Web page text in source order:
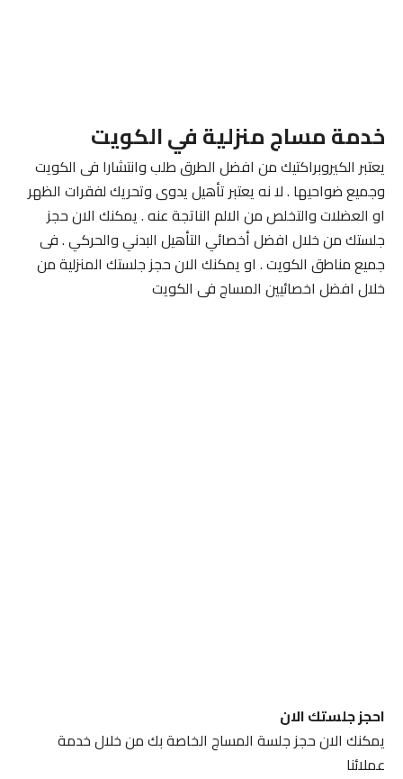
خدمة مساج منزلية في الكويت
يعتبر الكيروبراكتيك من افضل الطرق طلب وانتشارا فى الكويت
وجميع ضواحيها . لا نه يعتبر تأهيل يدوى وتحريك لفقرات الظهر
او العضلات والتخلص من الالم الناتجة عنه . يمكنك الان حجز
جلستك من خلال افضل أخصائي التأهيل البدني والحركي . فى
جميع مناطق الكويت . او يمكنك الان حجز جلستك المنزلية من
خلال افضل اخصائيين المساج فى الكويت
احجز جلستك الان
يمكنك الان حجز جلسة المساج الخاصة بك من خلال خدمة
عملائنا